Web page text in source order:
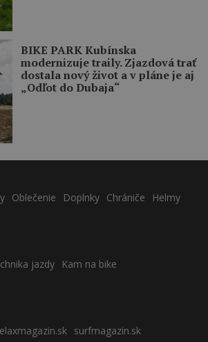
BIKE PARK Kubínska
modernizuje traily. Zjazdová trať
dostala nový život a v pláne je aj
„Odľot do Dubaja“
Oblečenie Doplnky Chrániče
Helmy
jazdy
Kam na bike
surfmagazin.sk